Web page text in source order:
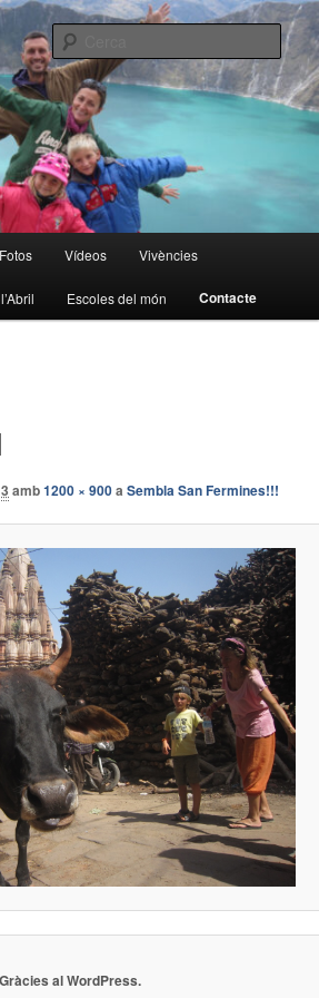
en família
Cerca
Fotos Vídeos Vivències
Escoles del món Contacte
amb1200 × 900aSembla San Fermines!!!
Gràcies al WordPress.